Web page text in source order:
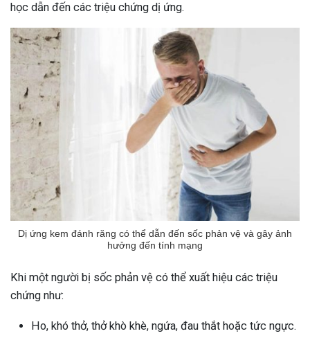
học dẫn đến các triệu chứng dị ứng.
Dị ứng kem đánh răng có thể dẫn đến sốc phản vệ và gây ảnh
hưởng đến tính mạng
Khi một người bị sốc phản vệ có thể xuất hiệu các triệu
chứng như:
Ho, khó thở, thở khò khè, ngứa, đau thắt hoặc tức ngực.